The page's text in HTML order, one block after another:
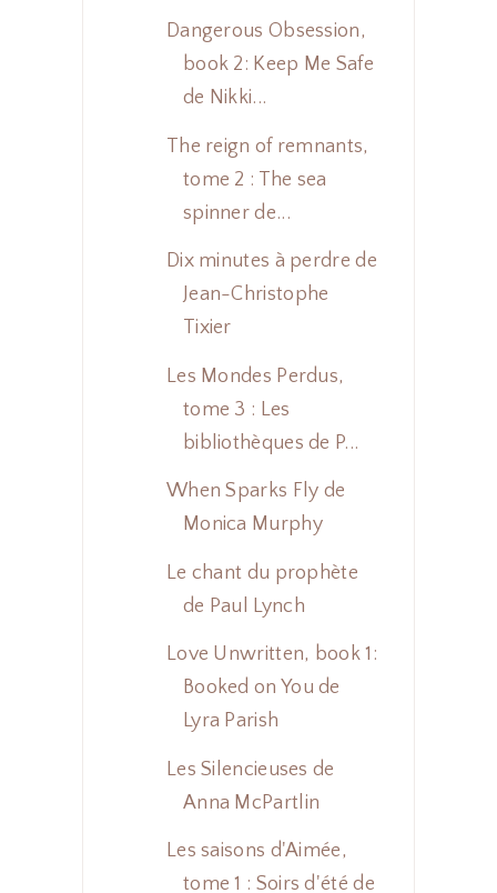
Dangerous Obsession,
book 2: Keep Me Safe
de Nikki...
The reign of remnants,
tome 2 : The sea
spinner de...
Dix minutes à perdre de
Jean-Christophe
Tixier
Les Mondes Perdus,
tome 3 : Les
bibliothèques de P...
When Sparks Fly de
Monica Murphy
Le chant du prophète
de Paul Lynch
Love Unwritten, book 1:
Booked on You de
Lyra Parish
Les Silencieuses de
Anna McPartlin
Les saisons d'Aimée,
tome 1 : Soirs d'été de